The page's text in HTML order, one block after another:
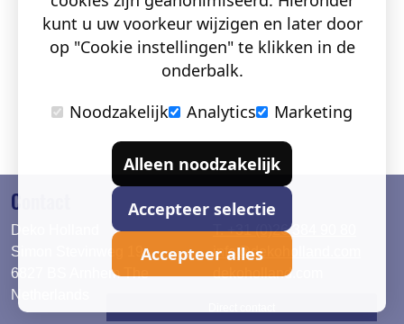
Contact
Deko Holland
Simon Stevinweg 19
6827 BS Arnhem The
Netherlands
T. +31 (0)26 384 90 80
info@dekoholland.com
dekoholland.com
kunt u uw voorkeur wijzigen en later door
op "Cookie instellingen" te klikken in de
onderbalk.
Noodzakelijk
Analytics Marketing
Alleen noodzakelijk
Accepteer selectie
Accepteer alles